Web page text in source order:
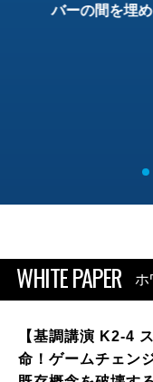
バーの間を埋
WHITE PAPER ホ
【基調講演 K2-4
命！ゲームチェン